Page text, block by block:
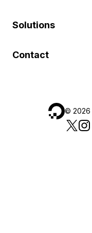
Solutions
Contact
© 2026